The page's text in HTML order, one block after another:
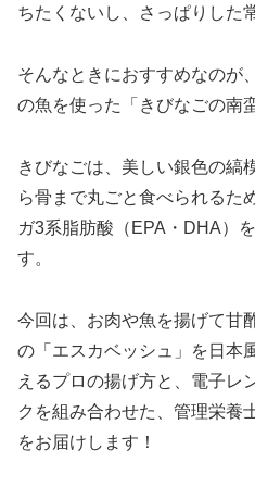
ちたくないし、さっぱりした
そんなときにおすすめなのが
の魚を使った「きびなごの南
きびなごは、美しい銀色の縞
ら骨まで丸ごと食べられるた
ガ3系脂肪酸（EPA・DHA）
す。
今回は、お肉や魚を揚げて甘
の「エスカベッシュ」を日本
えるプロの揚げ方と、電子レ
クを組み合わせた、管理栄養
をお届けします！